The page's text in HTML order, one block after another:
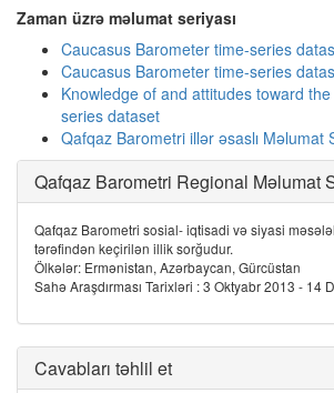
Zaman üzrə məlumat seriyası
Caucasus Barometer time-series
Caucasus Barometer time-series
Knowledge of and attitudes toward
series dataset
Qafqaz Barometri illər əsaslı Məlumat
Qafqaz Barometri Regional Məlumat
Qafqaz Barometri sosial- iqtisadi və siyasi
tərəfindən keçirilən illik sorğudur.
Ölkələr: Ermənistan, Azərbaycan, Gürcüstan
Sahə Araşdırması Tarixləri : 3 Oktyabr 2013 - 14
Cavabları təhlil et